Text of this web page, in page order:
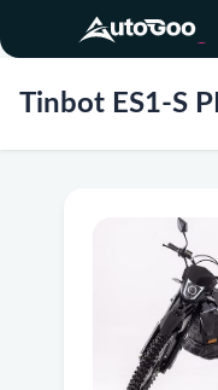
Tinbot ES1-S